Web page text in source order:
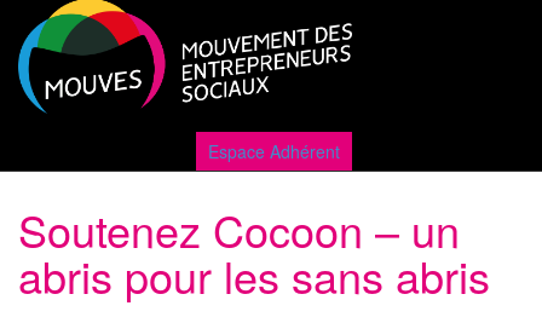
Espace Adhérent
Soutenez Cocoon – un
abris pour les sans abris